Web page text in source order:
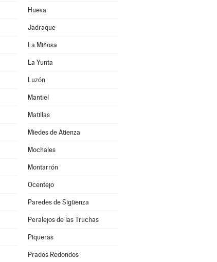
Hueva
Jadraque
La Miñosa
La Yunta
Luzón
Mantiel
Matillas
Miedes de Atienza
Mochales
Montarrón
Ocentejo
Paredes de Sigüenza
Peralejos de las Truchas
Piqueras
Prados Redondos